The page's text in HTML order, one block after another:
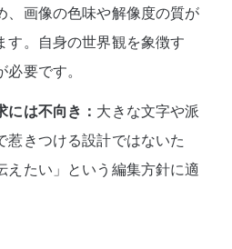
、画像の色味や解像度の質が
す。自身の世界観を象徴す
要です。
は不向き： 大きな文字や派
惹きつける設計ではないた
えたい」という編集方針に適